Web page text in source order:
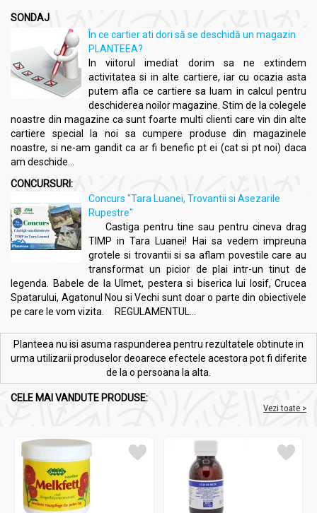
sănătos.
Edem asociat cu Hipertensiune Arterială:Ajută la
gestionarea retenției de lichide în contextul tensiunii
arteriale crescute.
Gută:Contribuie la controlul nivelului de acid uric în
organism.
Pneumopatii:Oferă suport în afecțiunile pulmonare.
Hepatopatii:Sprijină funcția hepatică și menține
sănătatea ficatului.
Neurastenie:Ajută la gestionarea stresului și a oboselii
cronice.
tratamentului pentru anumite tipuri de tumori.
Precauții, atenționări și sfaturi:
UrsoMax [Detoxifiant eficient AntiAterogen] 40cp - ELIDOR
Reacții adverse:
- Nu s-au înregistrat efecte secundare după
administrarea deUrsomax.
motorie.
Contraindicații:
- sarcina si alăptare,
- copii intre 2-6 ani,
Atenționări:
- Suplimentele alimentare nu înlocuiesc o dieta variata si
recomandate.
- A nu se lăsa la îndemâna si vederea copiilor.
SONDAJ
În ce cartier ati dori să se deschidă un magazin
PLANTEEA?
In viitorul imediat dorim sa ne extindem
activitatea si in alte cartiere, iar cu ocazia asta
putem afla ce cartiere sa luam in calcul pentru
deschiderea noilor magazine. Stim de la colegele
noastre din magazine ca sunt foarte multi clienti care vin din alte
cartiere special la noi sa cumpere produse din magazinele
noastre, si ne-am gandit ca ar fi benefic pt ei (cat si pt noi) daca
am deschide...
CONCURSURI:
Concurs "Tara Luanei, Trovantii si Asezarile
Rupestre"
Castiga pentru tine sau pentru cineva drag
TIMP in Tara Luanei! Hai sa vedem impreuna
grotele si trovantii si sa aflam povestile care au
transformat un picior de plai intr-un tinut de
legenda. Babele de la Ulmet, pestera si biserica lui Iosif, Crucea
Spatarului, Agatonul Nou si Vechi sunt doar o parte din obiectivele
pe care le vom vizita. REGULAMENTUL...
Planteea nu isi asuma raspunderea pentru rezultatele obtinute in
urma utilizarii produselor deoarece efectele acestora pot fi diferite
de la o persoana la alta.
CELE MAI VANDUTE PRODUSE:
Vezi toate >